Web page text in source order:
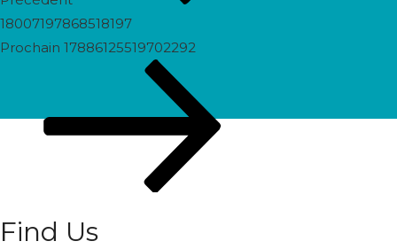
18007197868518197
Prochain
Prochain 17886125519702292
Find Us